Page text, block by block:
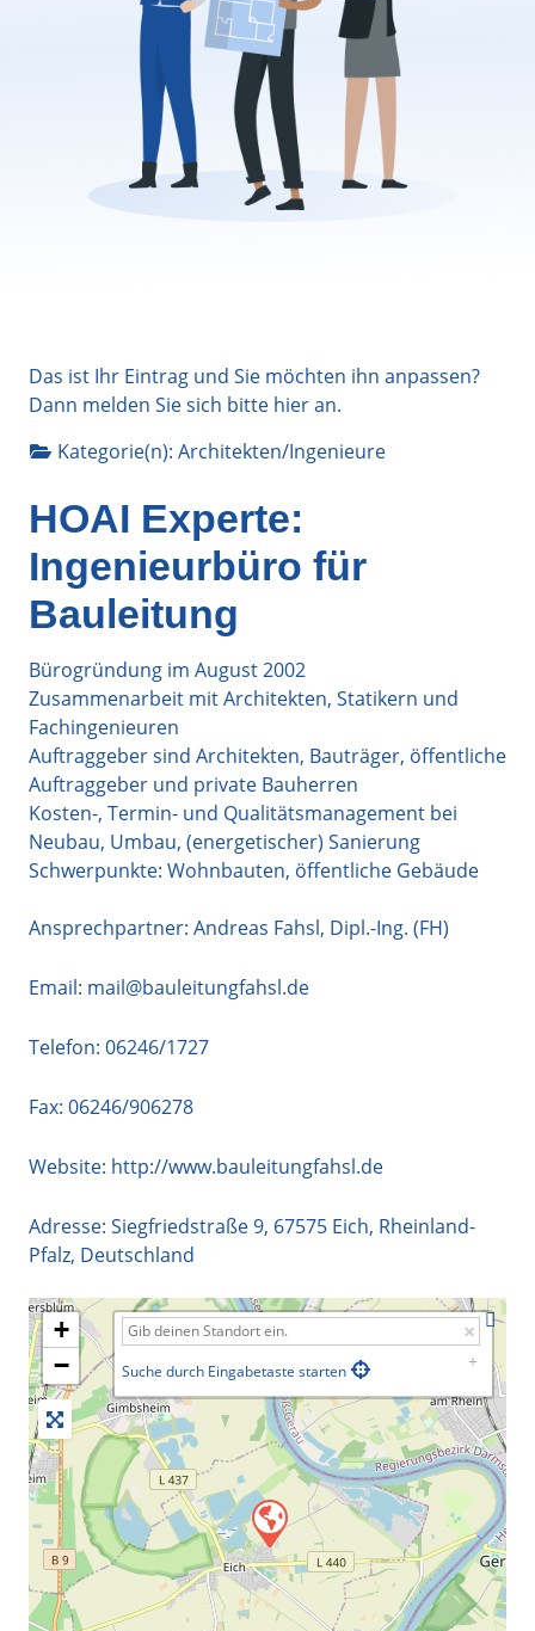
Das ist Ihr Eintrag und Sie möchten ihn anpassen?
Dann melden Sie sich bitte hieran.
Kategorie(n): Architekten/Ingenieure
HOAI Experte:
Ingenieurbüro für
Bauleitung
Bürogründung im August 2002
Zusammenarbeit mit Architekten, Statikern und
Fachingenieuren
Auftraggeber sind Architekten, Bauträger, öffentliche
Auftraggeber und private Bauherren
Kosten-, Termin- und Qualitätsmanagement bei
Neubau, Umbau, (energetischer) Sanierung
Schwerpunkte: Wohnbauten, öffentliche Gebäude
Ansprechpartner: Andreas Fahsl, Dipl.-Ing. (FH)
Email: mail@bauleitungfahsl.de
Telefon: 06246/1727
Fax: 06246/906278
Website: http://www.bauleitungfahsl.de
Adresse: Siegfriedstraße 9, 67575 Eich, Rheinland-
Pfalz, Deutschland
+
−
Suche durch Eingabetaste starten